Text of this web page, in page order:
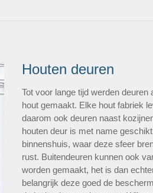
Houten deuren
Tot voor lange tijd werden deuren
hout gemaakt. Elke hout fabriek
daarom ook deuren naast
houten deur is met name
binnenshuis, waar deze sfeer
rust. Buitendeuren kunnen ook
worden gemaakt, het is dan
belangrijk deze goed de